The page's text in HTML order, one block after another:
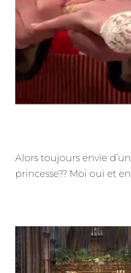
Alors toujours envie
princesse?? Moi oui et